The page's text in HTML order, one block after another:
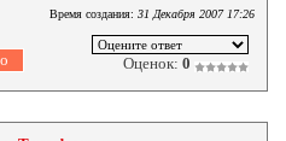
Время создания: 31 Декабря 2007 17:26
Оценок: 0